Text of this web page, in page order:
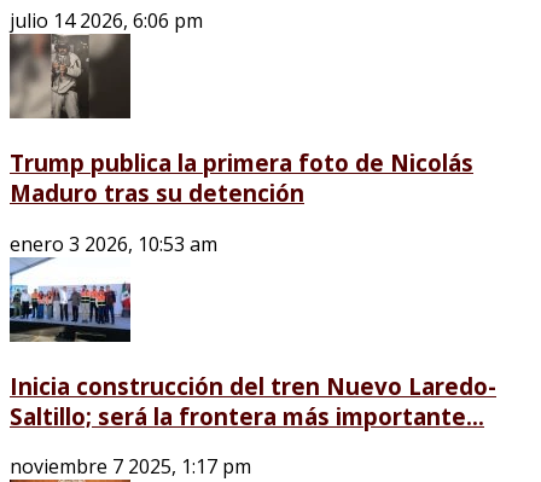
julio 14 2026, 6:06 pm
Trump publica la primera foto de Nicolás
Maduro tras su detención
enero 3 2026, 10:53 am
Inicia construcción del tren Nuevo Laredo-
Saltillo; será la frontera más importante...
noviembre 7 2025, 1:17 pm